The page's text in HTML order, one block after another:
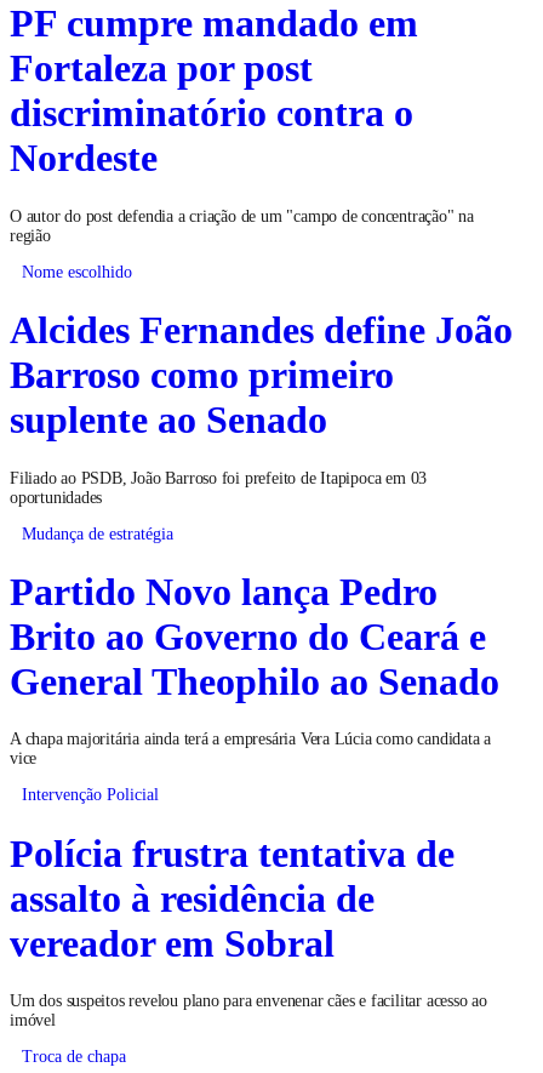
PF cumpre mandado em
Fortaleza por post
discriminatório contra o
Nordeste
O autor do post defendia a criação de um "campo de concentração" na
região
Nome escolhido
Alcides Fernandes define João
Barroso como primeiro
suplente ao Senado
Filiado ao PSDB, João Barroso foi prefeito de Itapipoca em 03
oportunidades
Mudança de estratégia
Partido Novo lança Pedro
Brito ao Governo do Ceará e
General Theophilo ao Senado
A chapa majoritária ainda terá a empresária Vera Lúcia como candidata a
vice
Intervenção Policial
Polícia frustra tentativa de
assalto à residência de
vereador em Sobral
Um dos suspeitos revelou plano para envenenar cães e facilitar acesso ao
imóvel
Troca de chapa